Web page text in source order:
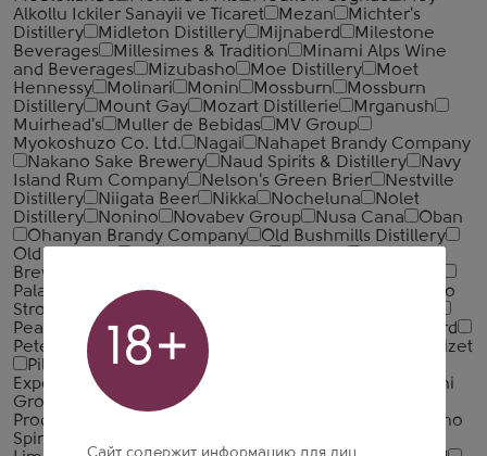
Alkollu Ickiler Sanayii ve Ticaret
Mezan
Michter's
Distillery
Midleton Distillery Mijnaberd
Milestone
Beverages
Millesimes & Tradition
Minami Alps Wine
and Beverages
Mizubasho Moe Distillery
Moet
Hennessy
Molinari Monin Mossburn
Mossburn
Distillery
Mount Gay Mozart Distillerie
Mrganush
Muirhead's
Muller de Bebidas
MV Group
Myokoshuzo Co. Ltd.
Nagai
Nahapet Brandy Company
Nakano Sake Brewery
Naud Spirits & Distillery
Navy
Island Rum Company
Nelson's Green Brier
Nestville
Distillery
Niigata Beer Nikka Nocheluna
Nolet
Distillery
Nonino Novabev Group Nusa Cana
Oban
Ohanyan Brandy Company
Old Bushmills Distillery
Old Pulteney
Brewery
Palavani
Palenque Tragalumbare
Palirna u Zeleneho
Stromu
Pallini Parichskaya vinarnya
Peat's Beast
Penderyn
Pernod Ricard
Peter Busch
Peyrat Piccadily Distilleries
Pierre Croizet
Pilzer
Pisquera de Chile
Exportadora
Podrum Palic 1896
Polini
Group
Portobello
Private Distillery Bimmerle KG
Productos Finos De Agave
Proximo
Spirits
18+
Сайт содержит информацию для лиц